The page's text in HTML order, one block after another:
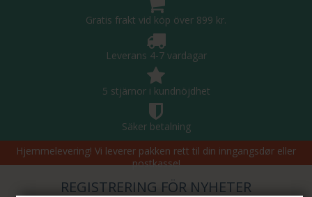
Gratis frakt vid köp över 899 kr.
Leverans 4-7 vardagar
5 stjärnor i kundnöjdhet
Säker betalning
Hjemmelevering! Vi leverer pakken rett til din inngangsdør eller
postkasse!
REGISTRERING FÖR NYHETER